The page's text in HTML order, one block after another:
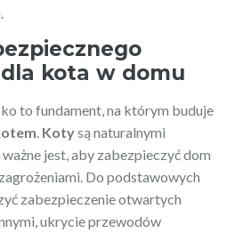
kota w domu
to fundament, na którym buduje
Kotysą naturalnymi
jest, aby zabezpieczyć dom
Do podstawowych
zabezpieczenie otwartych
ukrycie przewodów